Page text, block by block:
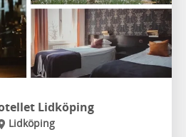
Lidköping
Lidköping